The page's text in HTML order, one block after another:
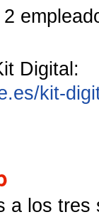
Digital:
kit-
a los tres